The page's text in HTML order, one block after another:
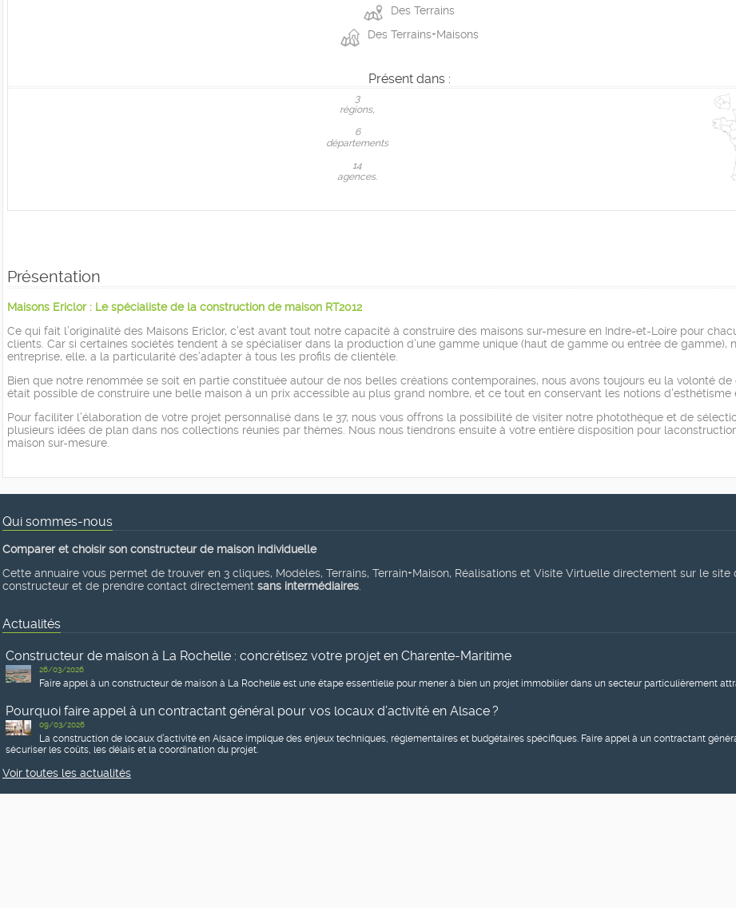
Des Terrains
Des Terrains+Maisons
Présent dans :
3
règions,
6
départements
14
agences.
Présentation
Maisons Ericlor : Le spécialiste de la construction de maison RT2012
Ce qui fait l’originalité des Maisons Ericlor, c’est avant tout notre capacité à construire des maisons sur-mesure en Indre-et-Loire pour
clients. Car si certaines sociétés tendent à se spécialiser dans la production d’une gamme unique (haut de gamme ou entrée de gamme),
entreprise, elle, a la particularité des’adapter à tous les profils de clientèle.
Bien que notre renommée se soit en partie constituée autour de nos belles créations contemporaines, nous avons toujours eu la volonté de
était possible de construire une belle maison à un prix accessible au plus grand nombre, et ce tout en conservant les notions d'esthétisme
Pour faciliter l’élaboration de votre projet personnalisé dans le 37, nous vous offrons la possibilité de visiter notre photothèque et de
plusieurs idées de plan dans nos collections réunies par thèmes. Nous nous tiendrons ensuite à votre entière disposition pour
maison sur-mesure.
Qui sommes-nous
Comparer et choisir son constructeur de maison individuelle
Cette annuaire vous permet de trouver en 3 cliques, Modèles, Terrains, Terrain+Maison, Réalisations et Visite Virtuelle directement sur le site
constructeur et de prendre contact directement sans intermédiaires
Actualités
Constructeur de maison à La Rochelle : concrétisez votre projet en Charente-Maritime
26/03/2026
Faire appel à un constructeur de maison à La Rochelle est une étape essentielle pour mener à bien un projet immobilier dans un secteur particulièrement
Pourquoi faire appel à un contractant général pour vos locaux d’activité en Alsace ?
09/03/2026
La construction de locaux d’activité en Alsace implique des enjeux techniques, réglementaires et budgétaires spécifiques. Faire appel à un contractant
sécuriser les coûts, les délais et la coordination du projet.
Voir toutes les actualités